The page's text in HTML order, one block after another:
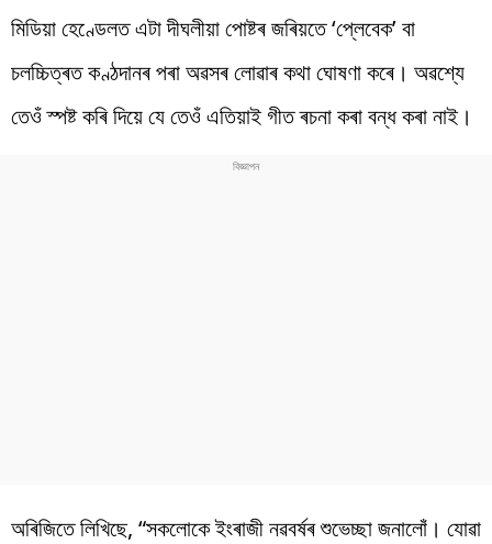
মিডিয়া হেণ্ডেলত এটা দীঘলীয়া পোষ্টৰ জৰিয়তে ‘প্লেবেক’ বা
চলচ্চিত্ৰত কণ্ঠদানৰ পৰা অৱসৰ লোৱাৰ কথা ঘোষণা কৰে। অৱশ্যে
তেওঁ স্পষ্ট কৰি দিয়ে যে তেওঁ এতিয়াই গীত ৰচনা কৰা বন্ধ কৰা নাই।
অৰিজিতে লিখিছে, “সকলোকে ইংৰাজী নৱবৰ্ষৰ শুভেচ্ছা জনালোঁ। যোৱা